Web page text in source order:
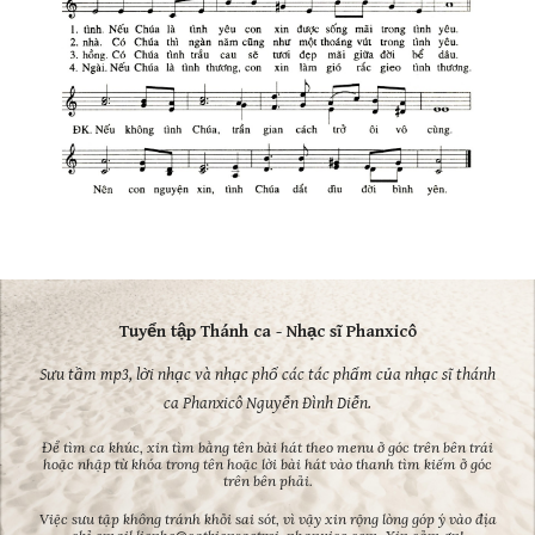
Tuyển tập Thánh ca - Nhạc sĩ Phanxicô
Sưu tầm mp3, lời nhạc và nhạc phổ các tác phẩm của nhạc sĩ thánh
ca Phanxicô Nguyễn Đình Diễn.
Để tìm ca khúc, xin tìm bằng tên bài hát theo menu ở góc trên bên trái
hoặc nhập từ khóa trong tên hoặc lời bài hát vào thanh tìm kiếm ở góc
trên bên phải.
Việc sưu tập không tránh khỏi sai sót, vì vậy xin rộng lòng góp ý vào địa